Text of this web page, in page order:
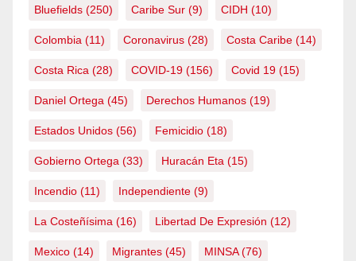
Bluefields (250) Caribe Sur (9) CIDH (10)
Colombia (11) Coronavirus (28) Costa Caribe (14)
Costa Rica (28) COVID-19 (156) Covid 19 (15)
Daniel Ortega (45) Derechos Humanos (19)
Estados Unidos (56) Femicidio (18)
Gobierno Ortega (33) Huracán Eta (15)
Incendio (11) Independiente (9)
La Costeñísima (16) Libertad De Expresión (12)
Mexico (14) Migrantes (45) MINSA(76)